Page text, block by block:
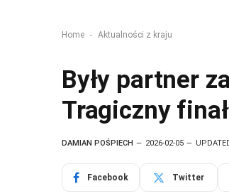
Home - Aktualności z kraju
Były partner
Tragiczny
DAMIAN POŚPIECH 2026-02-05
Facebook Twitter